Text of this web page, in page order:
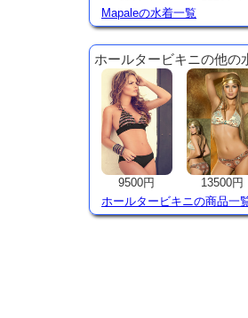
Mapaleの水着一覧
ホールタービキニの他の
9500円 13500円
ホールタービキニの商品一